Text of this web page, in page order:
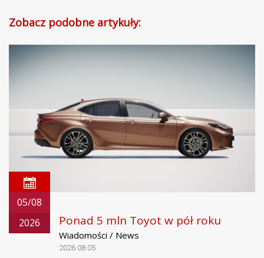
Zobacz podobne artykuły:
05/08
2026
Ponad 5 mln Toyot w pół roku
Wiadomości / News
2026.08.05